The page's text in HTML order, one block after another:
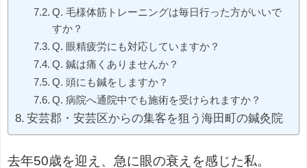
Q. 毛様体筋トレーニングは毎日行った方がいいで
すか？
Q. 眼精疲労にも対応していますか？
Q. 鍼は痛くありませんか？
Q. 頭にも鍼をしますか？
Q. 病院へ通院中でも施術を受けられますか？
安芸郡・安芸区からの集客を狙う海田町の鍼灸院
去年50歳を迎え、急に眼の衰えを感じた私。